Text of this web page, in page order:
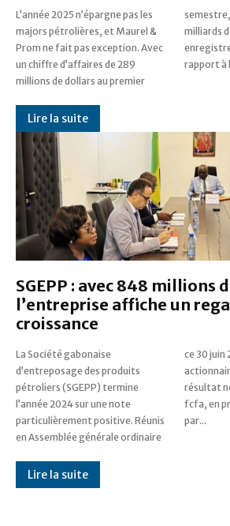
L’année 2025 n’épargne pas les
majors pétrolières, et Maurel &
Prom ne fait pas exception. Avec
un chiffre d’affaires de 289
millions de dollars au premier
semestre, soit environ 174
milliards de fcfa, la compagnie
enregistre un recul de 30% par
rapport à
Lire la suite
SGEPP : avec 848 millions
l’entreprise affiche un
croissance
La Société gabonaise
d’entreposage des produits
pétroliers (SGEPP) termine
l’année 2024 sur une note
particulièrement positive. Réunis
en Assemblée générale ordinaire
ce 30 juin 2025 à Libreville, les
actionnaires ont approuvé un
résultat net de 848 millions de
fcfa, en progression de 105%
par...
Lire la suite